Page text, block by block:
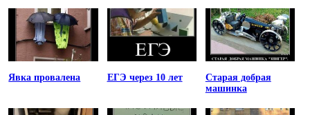
Явка провалена ЕГЭ через 10 лет
Старая добрая
машинка